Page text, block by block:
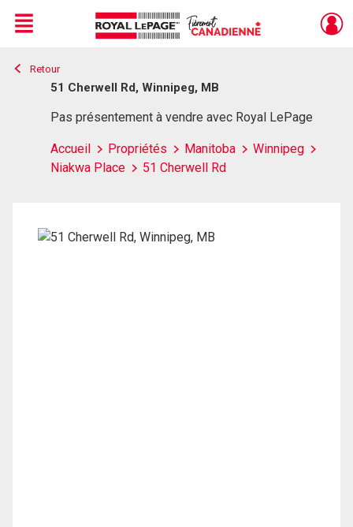
Live
En Direct
Menu
Retour
51 Cherwell Rd, Winnipeg, MB
Pas présentement à vendre avec Royal LePage
Accueil Propriétés Manitoba
Winnipeg
Niakwa Place
51 Cherwell Rd